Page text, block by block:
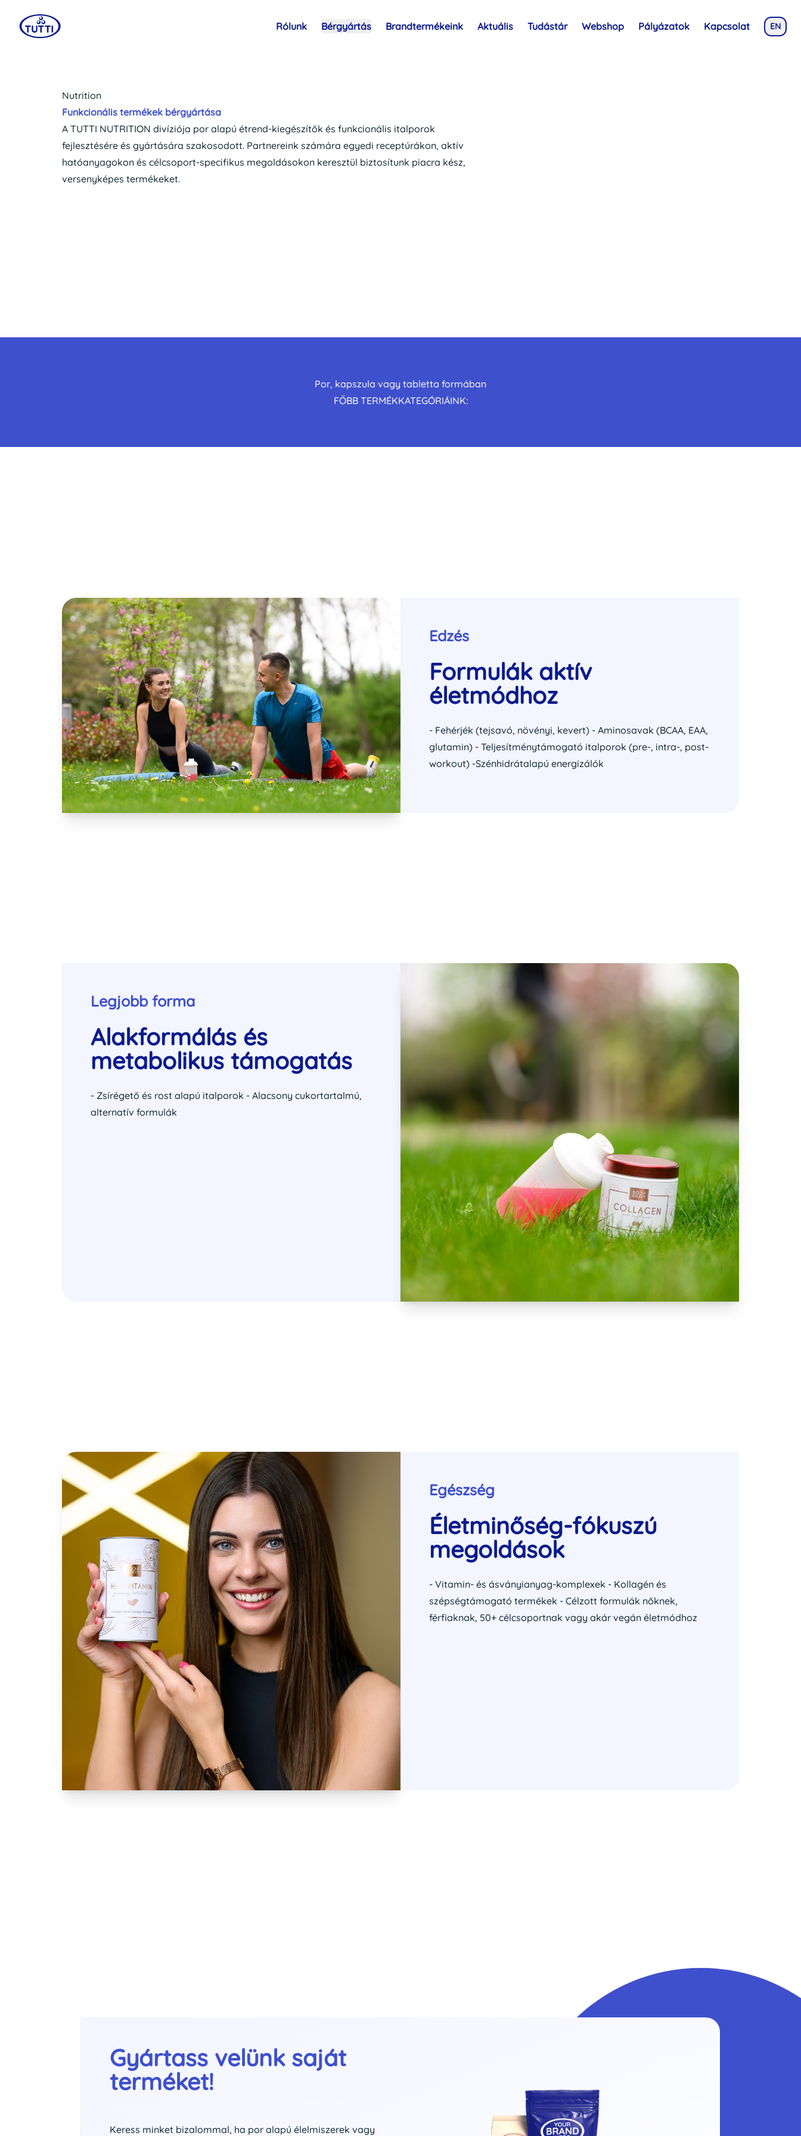
Rólunk Bérgyártás Brandtermékeink Aktuális Tudástár Webshop Pályázatok Kapcsolat EN
Nutrition
Funkcionális termékek bérgyártása
A TUTTI NUTRITION divíziója por alapú étrend-kiegészítők és funkcionális italporok
fejlesztésére és gyártására szakosodott. Partnereink számára egyedi receptúrákon, aktív
hatóanyagokon és célcsoport-specifikus megoldásokon keresztül biztosítunk piacra kész,
versenyképes termékeket.
Por, kapszula vagy tabletta formában
FŐBB TERMÉKKATEGÓRIÁINK:
Edzés
Formulák aktív
életmódhoz
- Fehérjék (tejsavó, növényi, kevert) - Aminosavak (BCAA, EAA,
glutamin) - Teljesítménytámogató italporok (pre-, intra-, post-
workout) -Szénhidrátalapú energizálók
Legjobb forma
Alakformálás és
metabolikus támogatás
- Zsírégető és rost alapú italporok - Alacsony cukortartalmú,
alternatív formulák
Egészség
Életminőség-fókuszú
megoldások
- Vitamin- és ásványianyag-komplexek - Kollagén és
szépségtámogató termékek - Célzott formulák nőknek,
férfiaknak, 50+ célcsoportnak vagy akár vegán életmódhoz
Gyártass velünk saját
terméket!
Keress minket bizalommal, ha por alapú élelmiszerek vagy